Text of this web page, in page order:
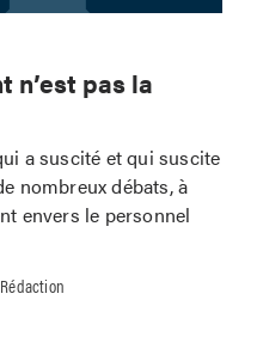
n’est pas la
a suscité et qui suscite
nombreux débats, à
envers le personnel